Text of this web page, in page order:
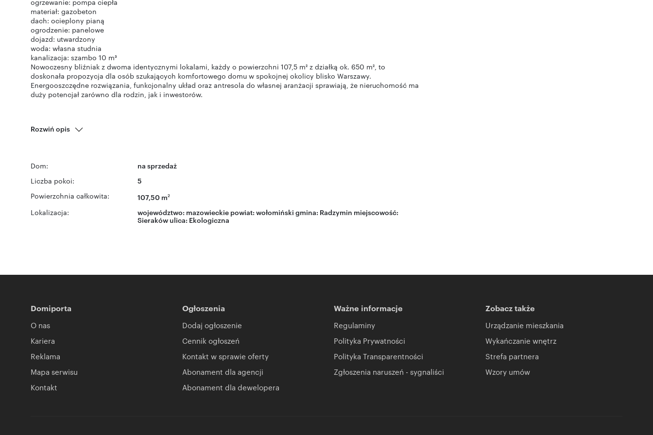
ogrzewanie: pompa ciepła
materiał: gazobeton
dach: ocieplony pianą
ogrodzenie: panelowe
dojazd: utwardzony
woda: własna studnia
kanalizacja: szambo 10 m³
Nowoczesny bliźniak z dwoma identycznymi lokalami, każdy o powierzchni 107,5 m² z działką ok. 650 m², to
doskonała propozycja dla osób szukających komfortowego domu w spokojnej okolicy blisko Warszawy.
Energooszczędne rozwiązania, funkcjonalny układ oraz antresola do własnej aranżacji sprawiają, że nieruchomość ma
duży potencjał zarówno dla rodzin, jak i inwestorów.
Rozwiń opis
Dom: na sprzedaż
Liczba pokoi: 5
Powierzchnia całkowita: 107,50 m2
Lokalizacja: województwo: mazowieckie powiat: wołomiński gmina: Radzymin miejscowość:
Sieraków ulica: Ekologiczna
Domiporta
O nas
Kariera
Reklama
Mapa serwisu
Kontakt
Ogłoszenia
Dodaj ogłoszenie
Cennik ogłoszeń
Kontakt w sprawie oferty
Abonament dla agencji
Abonament dla dewelopera
Ważne informacje
Regulaminy
Polityka Prywatności
Polityka Transparentności
Zgłoszenia naruszeń - sygnaliści
Zobacz także
Urządzanie mieszkania
Wykańczanie wnętrz
Strefa partnera
Wzory umów